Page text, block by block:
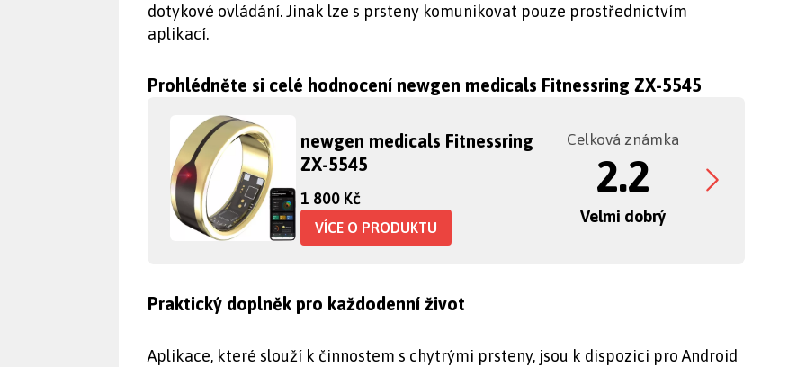
dotykové ovládání. Jinak lze s prsteny komunikovat pouze prostřednictvím
aplikací.
Prohlédněte si celé hodnocení newgen medicals Fitnessring ZX-5545
newgen medicals Fitnessring
ZX-5545
1 800 Kč
VÍCE O PRODUKTU
Celková známka
2.2
Velmi dobrý
Praktický doplněk pro každodenní život
Aplikace, které slouží k činnostem s chytrými prsteny, jsou k dispozici pro Android